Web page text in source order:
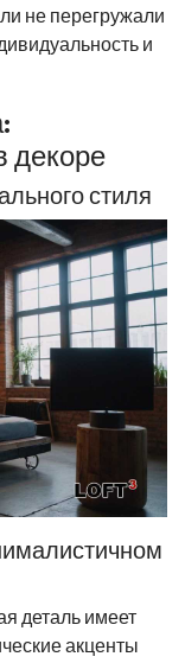
не перегружали
и
декоре
стиля
деталь имеет
акценты